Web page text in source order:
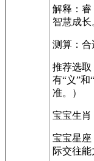
解释：睿
智慧成长
测算：合
推荐选取
有“义”
准。）
宝宝生肖
宝宝星座
际交往能